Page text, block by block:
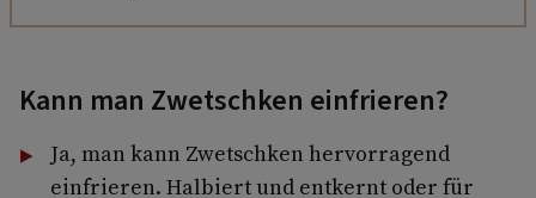
Kann man Zwetschken einfrieren?
Ja, man kann Zwetschken hervorragend
einfrieren. Halbiert und entkernt oder für